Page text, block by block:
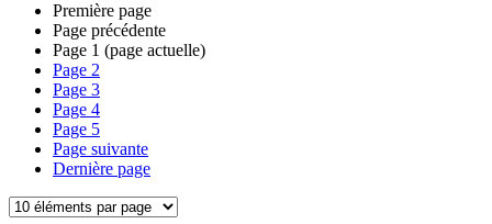
Première page
Page précédente
Page 1 (page actuelle)
Page 2
Page 3
Page 4
Page 5
Page suivante
Dernière page